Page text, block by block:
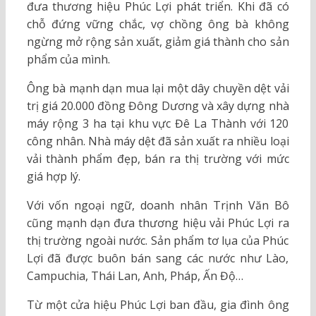
đưa thương hiệu Phúc Lợi phát triển. Khi đã có
chỗ đứng vững chắc, vợ chồng ông bà không
ngừng mở rộng sản xuất, giảm giá thành cho sản
phẩm của mình.
Ông bà mạnh dạn mua lại một dây chuyền dệt vải
trị giá 20.000 đồng Đông Dương và xây dựng nhà
máy rộng 3 ha tại khu vực Đê La Thành với 120
công nhân. Nhà máy dệt đã sản xuất ra nhiều loại
vải thành phẩm đẹp, bán ra thị trường với mức
giá hợp lý.
Với vốn ngoại ngữ, doanh nhân Trịnh Văn Bô
cũng mạnh dạn đưa thương hiệu vải Phúc Lợi ra
thị trường ngoài nước. Sản phẩm tơ lụa của Phúc
Lợi đã được buôn bán sang các nước như Lào,
Campuchia, Thái Lan, Anh, Pháp, Ấn Độ…
Từ một cửa hiệu Phúc Lợi ban đầu, gia đình ông